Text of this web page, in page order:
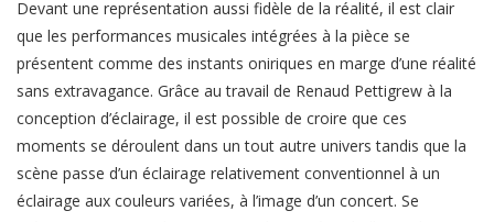
Devant une représentation aussi fidèle de la réalité, il est clair
que les performances musicales intégrées à la pièce se
présentent comme des instants oniriques en marge d’une réalité
sans extravagance. Grâce au travail de Renaud Pettigrew à la
conception d’éclairage, il est possible de croire que ces
moments se déroulent dans un tout autre univers tandis que la
scène passe d’un éclairage relativement conventionnel à un
éclairage aux couleurs variées, à l’image d’un concert. Se